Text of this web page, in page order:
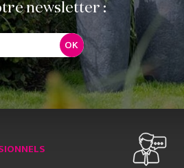
newsletter :
OK